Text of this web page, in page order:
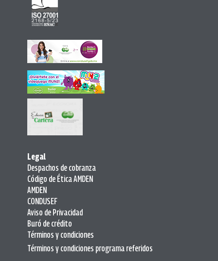
Legal
Despachos de cobranza
Código de Ética AMDEN
AMDEN
CONDUSEF
Aviso de Privacidad
Buró de crédito
Términos y condiciones
Términos y condiciones programa referidos